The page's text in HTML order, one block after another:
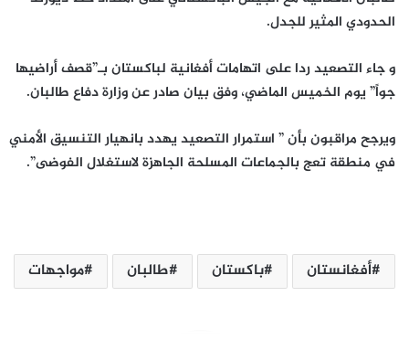
الحدودي المثير للجدل.
و جاء التصعيد ردا على اتهامات أفغانية لباكستان بـ”قصف أراضيها
جواً” يوم الخميس الماضي، وفق بيان صادر عن وزارة دفاع طالبان.
ويرجح مراقبون بأن ” استمرار التصعيد يهدد بانهيار التنسيق الأمني
في منطقة تعج بالجماعات المسلحة الجاهزة لاستغلال الفوضى”.
أفغانستان باكستان طالبان مواجهات